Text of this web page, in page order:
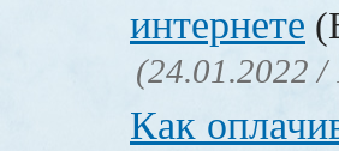
интернете
(24.01.2022 /
Как